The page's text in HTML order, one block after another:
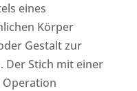
eines
Körper
Gestalt zur
Der Stich mit einer
Operation